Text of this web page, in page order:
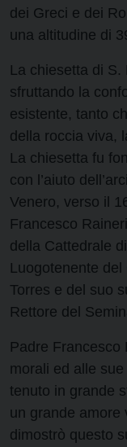
dei Greci e dei
una altitudine di
La chiesetta di
sfruttando la
esistente, tanto
della roccia viva,
La chiesetta fu
con l’aiuto
Venero, verso il
Francesco
della Cattedrale
Luogotenente
Torres e del suo
Rettore del
Padre Francesco
morali ed alle
tenuto in grande
un grande amore
dimostrò questo